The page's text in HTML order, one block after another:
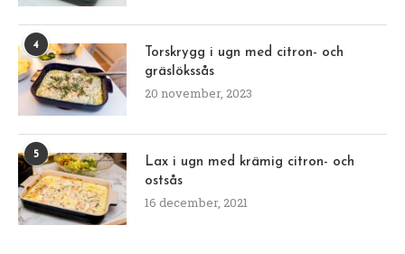
4
Torskrygg i ugn med citron- och
gräslökssås
20 november, 2023
5
Lax i ugn med krämig citron- och
ostsås
16 december, 2021